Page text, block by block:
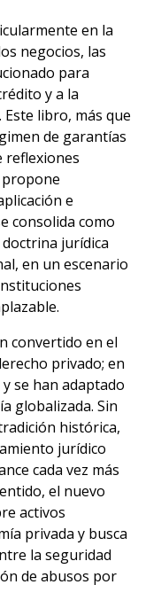
en la
negocios, las
para
y a la
libro, más que
de garantías
reflexiones
propone
e
consolida como
jurídica
en un escenario
convertido en el
privado; en
se han adaptado
globalizada. Sin
histórica,
jurídico
cada vez más
el nuevo
activos
privada y busca
la seguridad
de abusos por